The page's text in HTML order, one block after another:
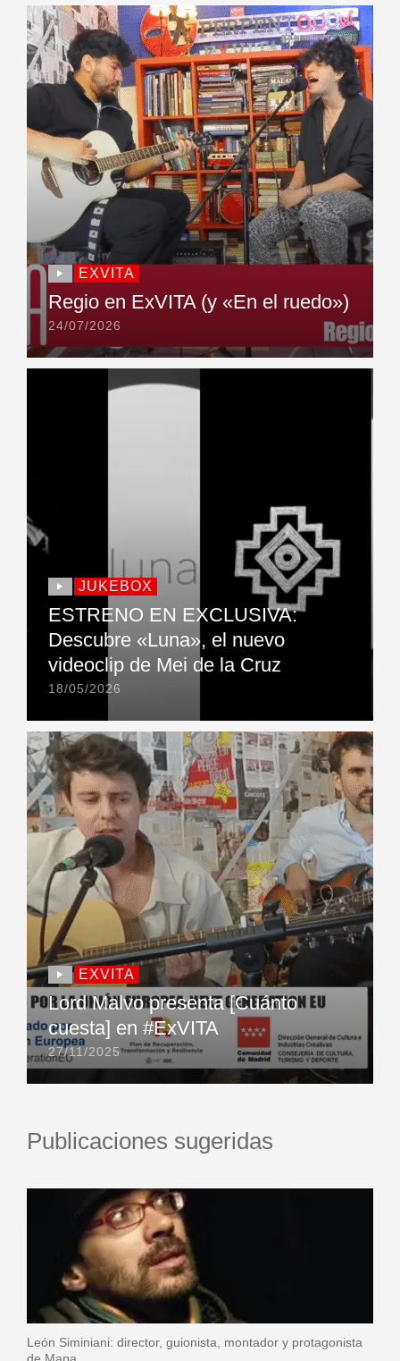
EXVITA
Regio en ExVITA (y «En el ruedo»)
24/07/2026
JUKEBOX
ESTRENO EN EXCLUSIVA:
Descubre «Luna», el nuevo
videoclip de Mei de la Cruz
18/05/2026
EXVITA
Lord Malvo presenta [Cuánto
cuesta] en #ExVITA
27/11/2025
Publicaciones sugeridas
León Siminiani: director, guionista, montador y protagonista